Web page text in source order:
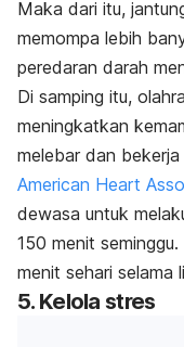
Maka dari itu,
memompa lebih
peredaran darah
Di samping itu,
meningkatkan
melebar dan
American Heart
dewasa untuk
150 menit
menit sehari selama
5. Kelola stres